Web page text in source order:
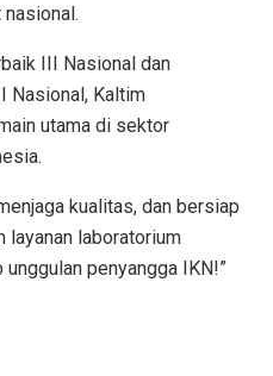
III Nasional dan
Nasional, Kaltim
utama di sektor
kualitas, dan bersiap
layanan laboratorium
penyangga IKN!”